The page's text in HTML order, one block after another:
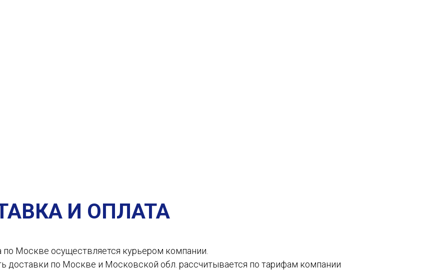
И ОПЛАТА
по Москве осуществляется курьером компании.
доставки по Москве и Московской обл. рассчитывается по тарифам компании